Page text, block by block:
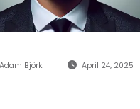
Adam Björk April 24, 2025